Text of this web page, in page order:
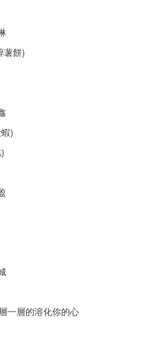
意 (肉碎薯餅)
)
一層的溶化你的心